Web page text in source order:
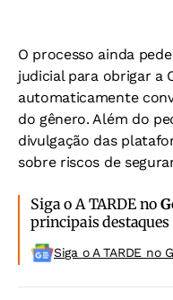
O processo ainda
judicial para obrigar a
automaticamente
do gênero. Além do
divulgação das
sobre riscos de
Siga o A TARDE no
principais destaques
Siga o A TARDE no